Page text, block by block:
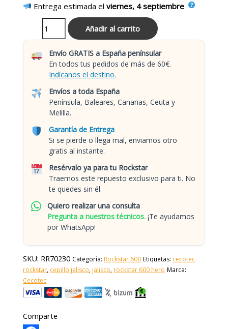
Entrega estimada elviernes, 4 septiembre
Añadir al carrito
Envío GRATIS a España penínsular
En todos tus pedidos de más de 60€.
Indícanos el destino.
Envíos a toda España
Península, Baleares, Canarias, Ceuta y
Melilla.
Garantía de Entrega
Si se pierde o llega mal, enviamos otro
gratis al instante.
Resérvalo ya para tu Rockstar
Traemos este repuesto exclusivo para ti. No
te quedes sin él.
Quiero realizar una consulta
Pregunta a nuestros técnicos. ¡Te ayudamos
por WhatsApp!
SKU: RR70230 Categoría: Rockstar 600 Etiquetas: cecotec
rockstar, cepillo jalisco, jalisco, rockstar 600 hero Marca:
Cecotec
Comparte